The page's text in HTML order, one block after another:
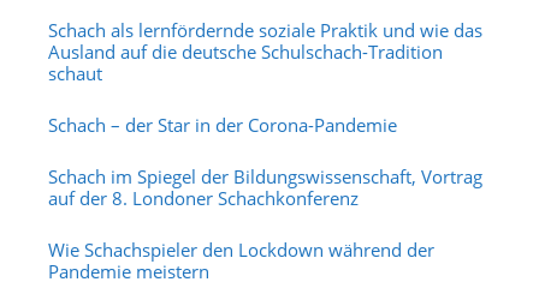
Schach als lernfördernde soziale Praktik und wie das
Ausland auf die deutsche Schulschach-Tradition
schaut
Schach – der Star in der Corona-Pandemie
Schach im Spiegel der Bildungswissenschaft, Vortrag
auf der 8. Londoner Schachkonferenz
Wie Schachspieler den Lockdown während der
Pandemie meistern